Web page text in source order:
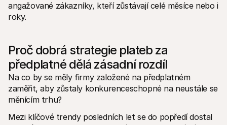
angažované zákazníky, kteří zůstávají celé měsíce nebo i
roky.
Proč dobrá strategie plateb za
předplatné dělá zásadní rozdíl
Na co by se měly firmy založené na předplatném
zaměřit, aby zůstaly konkurenceschopné na neustále se
měnícím trhu?
Mezi klíčové trendy posledních let se do popředí dostal